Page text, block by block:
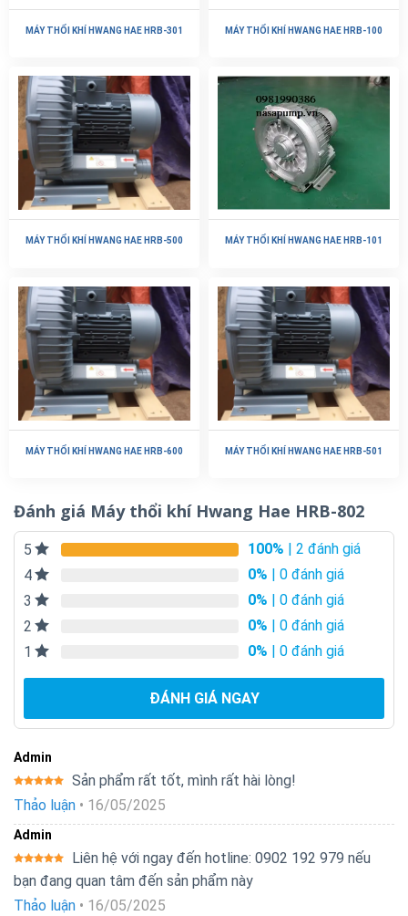
MÁY THỔI KHÍ HWANG HAE HRB-301 MÁY THỔI KHÍ HWANG HAE HRB-100
MÁY THỔI KHÍ HWANG HAE HRB-500 MÁY THỔI KHÍ HWANG HAE HRB-101
MÁY THỔI KHÍ HWANG HAE HRB-600 MÁY THỔI KHÍ HWANG HAE HRB-501
Đánh giá Máy thổi khí Hwang Hae HRB-802
5 100% | 2 đánh giá
4
0% | 0 đánh giá
3
0% | 0 đánh giá
2
0% | 0 đánh giá
1
0% | 0 đánh giá
ĐÁNH GIÁ NGAY
Admin
Được xếp
hạng5
Sản phẩm rất tốt, mình rất hài lòng!
Thảo luận • 16/05/2025
Admin
Được xếp
hạng 5 5
Liên hệ với ngay đến hotline: 0902 192 979 nếu
bạn đang quan tâm đến sản phẩm này
Thảo luận • 16/05/2025